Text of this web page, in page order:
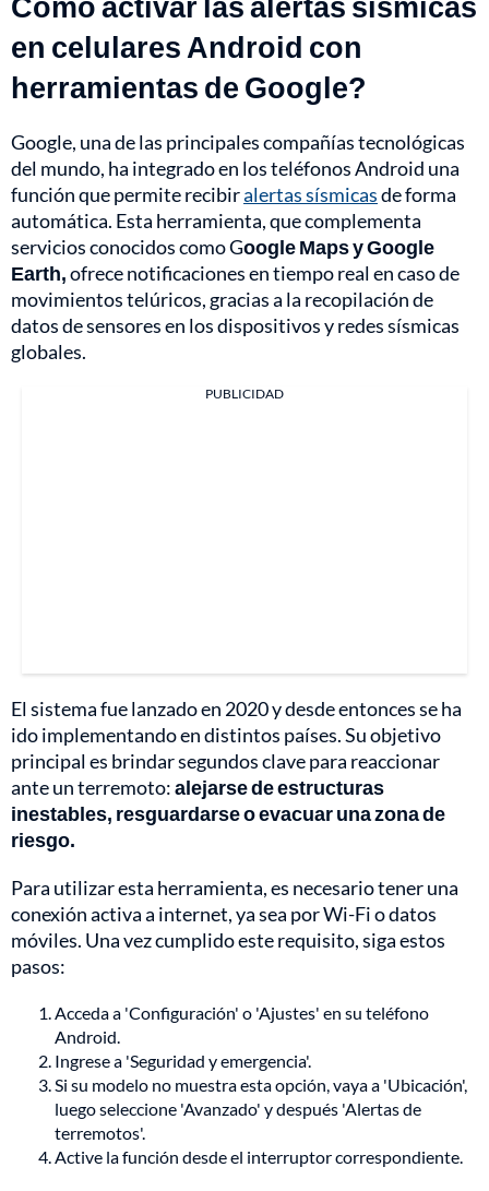
en celulares Android con
herramientas de Google?
Google, una de las principales compañías tecnológicas
del mundo, ha integrado en los teléfonos Android una
función que permite recibiralertas sísmicasde forma
automática. Esta herramienta, que complementa
servicios conocidos como Google Maps y Google
Earth,ofrece notificaciones en tiempo real en caso de
movimientos telúricos, gracias a la recopilación de
datos de sensores en los dispositivos y redes sísmicas
globales.
PUBLICIDAD
El sistema fue lanzado en 2020 y desde entonces se ha
ido implementando en distintos países. Su objetivo
principal es brindar segundos clave para reaccionar
ante un terremoto:alejarsede estructuras
inestables, resguardarse o evacuar una zona de
riesgo.
Para utilizar esta herramienta, es necesario tener una
conexión activa a internet, ya sea por Wi-Fi o datos
móviles. Una vez cumplido este requisito, siga estos
pasos:
Acceda a 'Configuración' o 'Ajustes' en su teléfono
Android.
Ingrese a 'Seguridad y emergencia'.
Si su modelo no muestra esta opción, vaya a 'Ubicación',
luego seleccione 'Avanzado' y después 'Alertas de
terremotos'.
Active la función desde el interruptor correspondiente.